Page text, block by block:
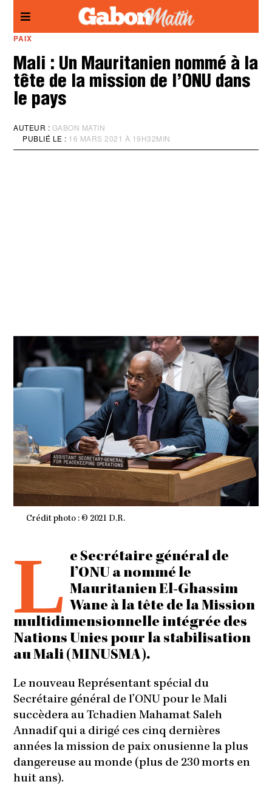
PAIX
Mali : Un Mauritanien nommé à la
tête de la mission de l’ONU dans
le pays
AUTEUR : GABON MATIN
PUBLIÉ LE : 16 MARS 2021 À 19H32MIN
I
9
H
3
2
M
I
N
Crédit photo : © 2021 D.R.
L e Secrétaire général de
l’ONU a nommé le
Mauritanien El-Ghassim
Wane à la tête de la Mission
multidimensionnelle intégrée des
Nations Unies pour la stabilisation
au Mali (MINUSMA).
Le nouveau Représentant spécial du
Secrétaire général de l’ONU pour le Mali
succèdera au Tchadien Mahamat Saleh
Annadif qui a dirigé ces cinq dernières
années la mission de paix onusienne la plus
dangereuse au monde (plus de 230 morts en
huit ans).
Panneau de gestion des cookies